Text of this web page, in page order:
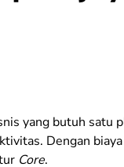
yang butuh
Dengan
Core.